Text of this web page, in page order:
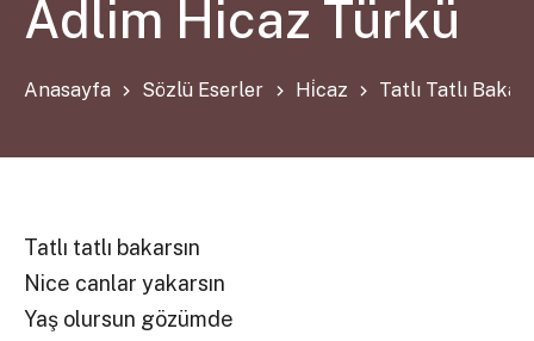
Adlim Hicaz Türkü
Anasayfa Sözlü Eserler Hi̇caz Tatlı Tatlı
Tatlı tatlı bakarsın
Nice canlar yakarsın
Yaş olursun gözümde